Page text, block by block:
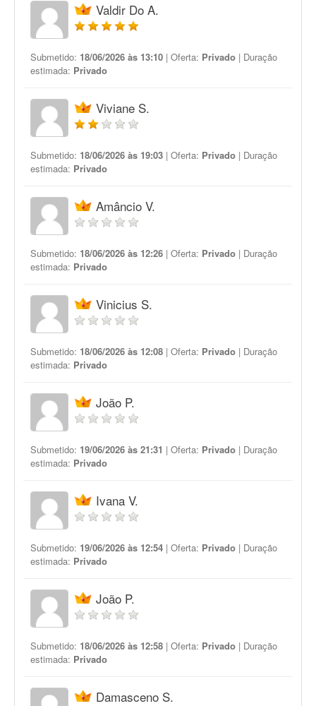
Valdir Do A.
Submetido: 18/06/2026 às 13:10 | Oferta: Privado | Duração
estimada: Privado
Viviane S.
Submetido: 18/06/2026 às 19:03 | Oferta: Privado | Duração
estimada: Privado
Amâncio V.
Submetido: 18/06/2026 às 12:26 | Oferta: Privado | Duração
estimada: Privado
Vinicius S.
Submetido: 18/06/2026 às 12:08 | Oferta: Privado | Duração
estimada: Privado
João P.
Submetido: 19/06/2026 às 21:31 | Oferta: Privado | Duração
estimada: Privado
Ivana V.
Submetido: 19/06/2026 às 12:54 | Oferta: Privado | Duração
estimada: Privado
João P.
Submetido: 18/06/2026 às 12:58 | Oferta: Privado | Duração
estimada: Privado
Damasceno S.